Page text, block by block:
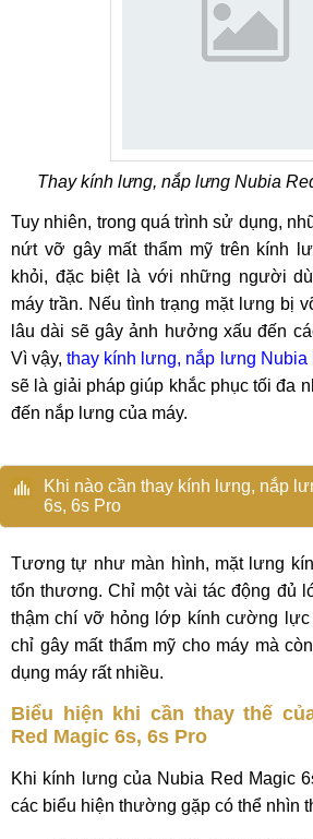
Thay kính lưng, nắp lưng Nubia
Tuy nhiên, trong quá trình sử dụng,
nứt vỡ gây mất thẩm mỹ trên kính
khỏi, đặc biệt là với những người
máy trần. Nếu tình trạng mặt lưng bị
lâu dài sẽ gây ảnh hưởng xấu đến
Vì vậy,thay kính lưng, nắp lưng Nubia
sẽ là giải pháp giúp khắc phục tối đa
đến nắp lưng của máy.
Khi nào cần thay kính lưng, nắp
6s, 6s Pro
Tương tự như màn hình, mặt lưng
tổn thương. Chỉ một vài tác động đủ
thậm chí vỡ hỏng lớp kính cường lực
chỉ gây mất thẩm mỹ cho máy mà
dụng máy rất nhiều.
Biểu hiện khi cần thay thế
Red Magic 6s, 6s Pro
Khi kính lưng của Nubia Red Magic
các biểu hiện thường gặp có thể nhìn